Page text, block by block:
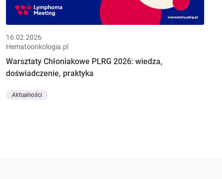
16.02.2026
Hematoonkologia.pl
Warsztaty Chłoniakowe PLRG 2026: wiedza,
doświadczenie, praktyka
Aktualności